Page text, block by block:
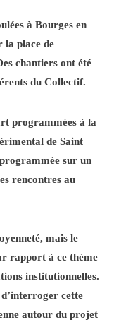
à Bourges en
la place de
chantiers ont été
du Collectif.
programmées à la
de Saint
sur un
rencontres au
mais le
rapport à ce thème
institutionnelles.
cette
autour du projet